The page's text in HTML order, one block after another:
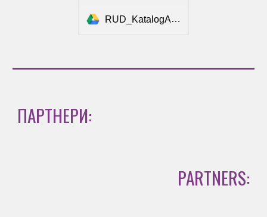
RUD_KatalogAUTO_DE-EN_2025_FINAL_komprimiert.pdf
ПАРТНЕРИ:
PARTNERS: